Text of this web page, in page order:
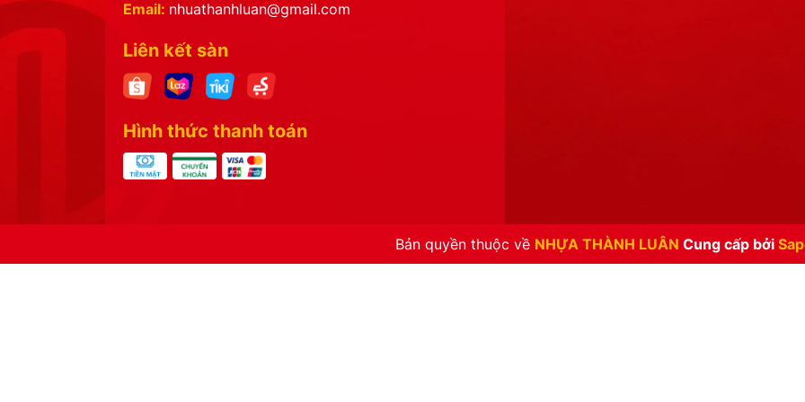
Email: nhuathanhluan@gmail.com
Liên kết sàn
Hình thức thanh toán
Bản quyền thuộc về NHỰA THÀNH LUÂN Cung cấp bởi